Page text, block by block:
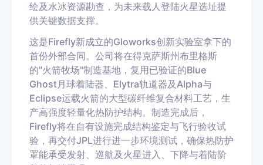
绘及水冰资源勘查，为未来载人登陆火星选址提
供关键数据支撑。
这是Firefly新成立的Gloworks创新实验室拿下的
首份外部合同。公司将在得克萨斯州布里格斯
的"火箭牧场"制造基地，复用已验证的Blue
Ghost月球着陆器、Elytra轨道器及Alpha与
Eclipse运载火箭的大型碳纤维复合材料工艺，生
产高强度轻量化热防护结构。制造完成后，
Firefly将在自有设施完成结构鉴定与飞行验收试
验，再交付JPL进行进一步环境测试，确保热防护
罩能承受发射、巡航及火星进入、下降与着陆阶